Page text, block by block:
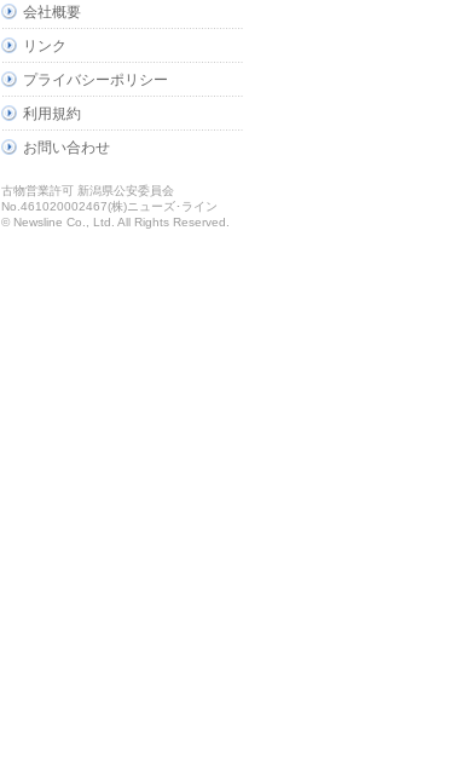
会社概要
リンク
プライバシーポリシー
利用規約
お問い合わせ
古物営業許可 新潟県公安委員会
No.461020002467(株)ニューズ･ライン
© Newsline Co., Ltd. All Rights Reserved.